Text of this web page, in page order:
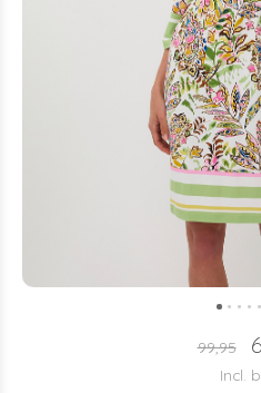
99,95
Incl.